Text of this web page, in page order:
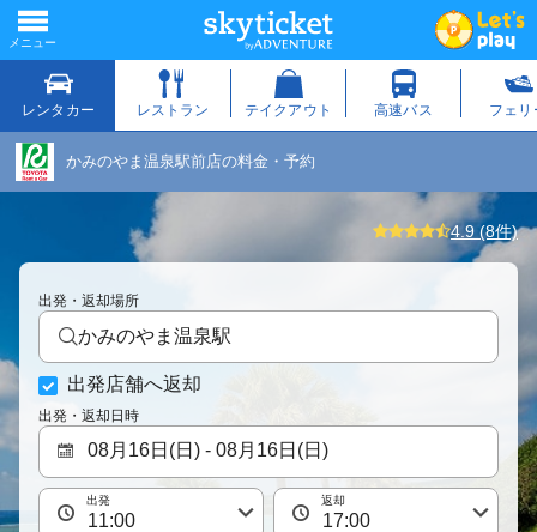
かみのやま温泉駅前店の料金・予約
4.9 (8件)
出発・返却場所
かみのやま温泉駅
出発店舗へ返却
出発・返却日時
出発 返却